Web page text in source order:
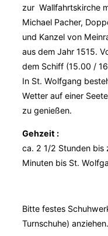
zur Wallfahrtskirche
Michael Pacher,
und Kanzel von
aus dem Jahr 1515.
dem Schiff (15.00 /
In St. Wolfgang
Wetter auf einer
zu genießen.
Gehzeit :
ca. 2 1/2 Stunden bis
Minuten bis St.
Bitte festes
Turnschuhe) anziehen.